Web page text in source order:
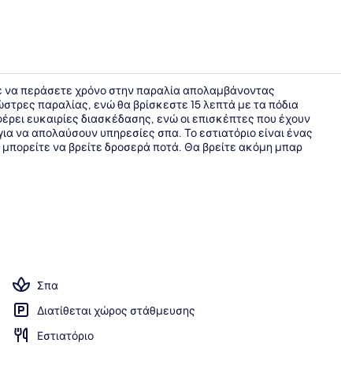
Μπαρ (στο
να περάσετε χρόνο στην παραλία απολαμβάνοντας
παραλίας, ενώ θα βρίσκεστε 15 λεπτά με τα πόδια
ευκαιρίες διασκέδασης, ενώ οι επισκέπτες που έχουν
να απολαύσουν υπηρεσίες σπα. Το εστιατόριο είναι ένας
να βρείτε δροσερά ποτά. Θα βρείτε ακόμη μπαρ
Σπα
Διατίθεται χώρος στάθμευσης
Εστιατόριο